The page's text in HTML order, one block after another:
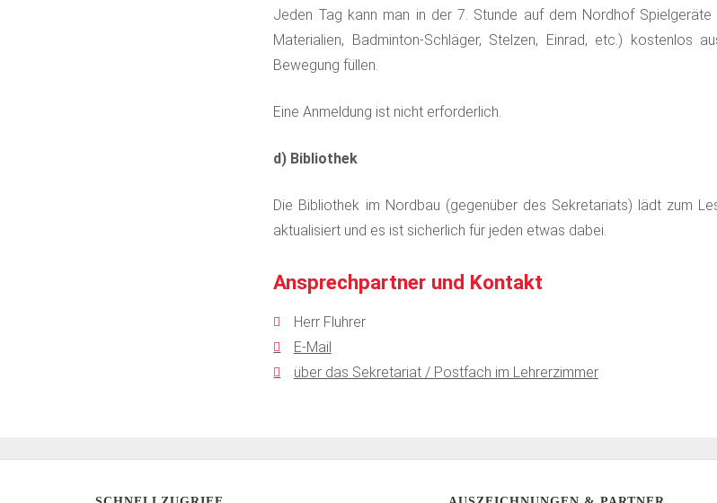
Jeden Tag kann man in der 7. Stunde auf dem Nordhof Spielgeräte
Materialien, Badminton-Schläger, Stelzen, Einrad, etc.) kostenlos
Bewegung füllen.
Eine Anmeldung ist nicht erforderlich.
d) Bibliothek
Die Bibliothek im Nordbau (gegenüber des Sekretariats) lädt zum
aktualisiert und es ist sicherlich für jeden etwas dabei.
Ansprechpartner und Kontakt
Herr Fluhrer
E-Mail
über das Sekretariat / Postfach im Lehrerzimmer